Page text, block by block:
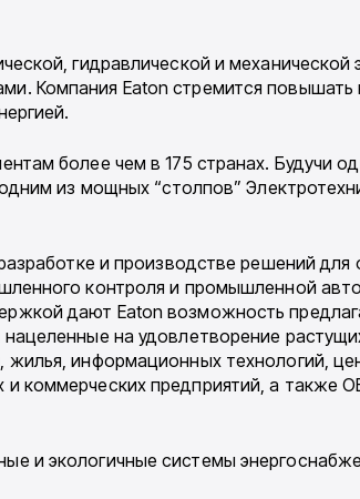
гидравлической и механической
Компания Eaton стремится повышать
более чем в 175 странах. Будучи
из мощных “столпов”
и производстве решений для
контроля и промышленной
дают Eaton возможность
нацеленные на удовлетворение
информационных технологий,
коммерческих предприятий, а также
и экологичные системы